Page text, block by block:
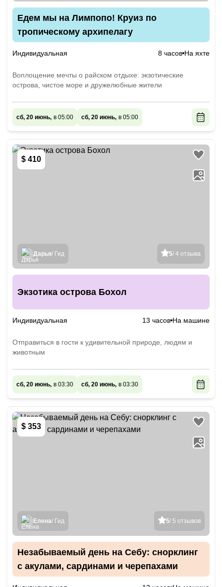
Едем мы на Лимпопо! Круиз по
тропическому архипелагу
Индивидуальная 8 часов На яхте
Воплощение мечты о райском отдыхе: экзотические
острова, чистое море и дружелюбные жители
сб, 20 июнь, в 05:00 сб, 20 июнь, в 05:00
$ 410
5/ 4 отзыва
Дарья/ Гид
Экзотика острова Бохол
Индивидуальная 13 часов На машине
Отправиться в гости к удивительной природе, людям и
животным
сб, 20 июнь, в 03:30 сб, 20 июнь, в 03:30
$ 353
5/ 5 отзывов
Елена/ Гид
Незабываемый день на Себу: снорклинг
с акулами, сардинами и черепахами